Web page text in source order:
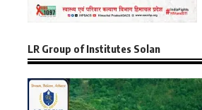
LR Group of Institutes Solan